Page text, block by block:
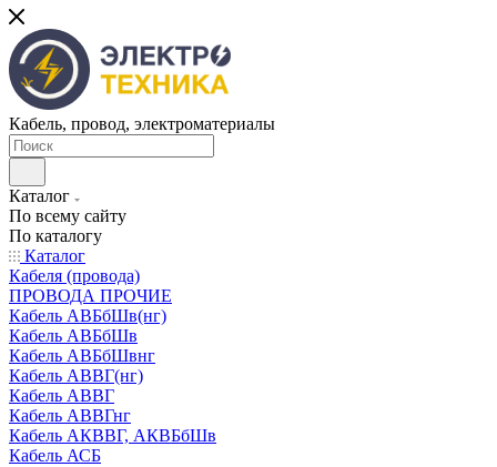
Кабель, провод, электроматериалы
Каталог
По всему сайту
По каталогу
Каталог
Кабеля (провода)
ПРОВОДА ПРОЧИЕ
Кабель АВБбШв(нг)
Кабель АВБбШв
Кабель АВБбШвнг
Кабель АВВГ(нг)
Кабель АВВГ
Кабель АВВГнг
Кабель АКВВГ, АКВБбШв
Кабель АСБ